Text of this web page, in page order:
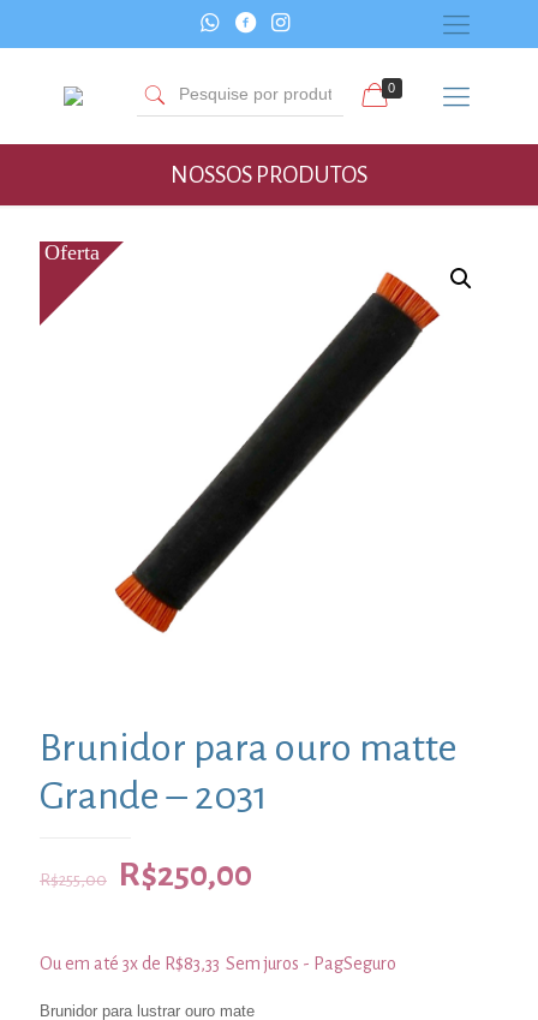
0
NOSSOS PRODUTOS
Brunidor para ouro matte
Grande – 2031
R$255,00 R$250,00
Ou em até 3x de R$83,33 Sem juros - PagSeguro
Brunidor para lustrar ouro mate